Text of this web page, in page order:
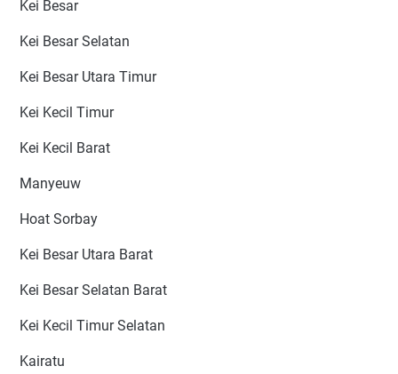
Kei Besar
Kei Besar Selatan
Kei Besar Utara Timur
Kei Kecil Timur
Kei Kecil Barat
Manyeuw
Hoat Sorbay
Kei Besar Utara Barat
Kei Besar Selatan Barat
Kei Kecil Timur Selatan
Kairatu